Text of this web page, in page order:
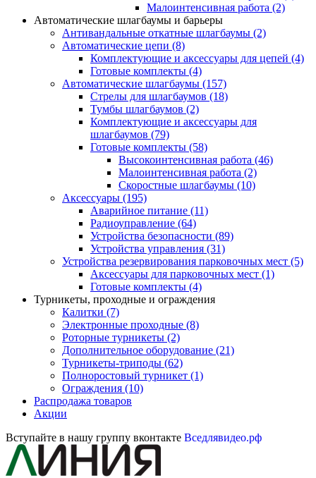
Малоинтенсивная работа (2)
Автоматические шлагбаумы и барьеры
Антивандальные откатные шлагбаумы (2)
Автоматические цепи (8)
Комплектующие и аксессуары для цепей (4)
Готовые комплекты (4)
Автоматические шлагбаумы (157)
Стрелы для шлагбаумов (18)
Тумбы шлагбаумов (2)
Комплектующие и аксессуары для
шлагбаумов (79)
Готовые комплекты (58)
Высокоинтенсивная работа (46)
Малоинтенсивная работа (2)
Скоростные шлагбаумы (10)
Аксессуары (195)
Аварийное питание (11)
Радиоуправление (64)
Устройства безопасности (89)
Устройства управления (31)
Устройства резервирования парковочных мест (5)
Аксессуары для парковочных мест (1)
Готовые комплекты (4)
Турникеты, проходные и ограждения
Калитки (7)
Электронные проходные (8)
Роторные турникеты (2)
Дополнительное оборудование (21)
Турникеты-триподы (62)
Полноростовый турникет (1)
Ограждения (10)
Распродажа товаров
Акции
Вступайте в нашу группу вконтакте Вседлявидео.рф